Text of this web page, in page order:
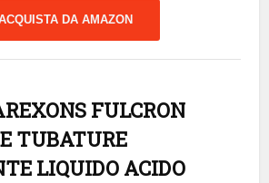
DA AMAZON
FULCRON
TUBATURE
LIQUIDO ACIDO